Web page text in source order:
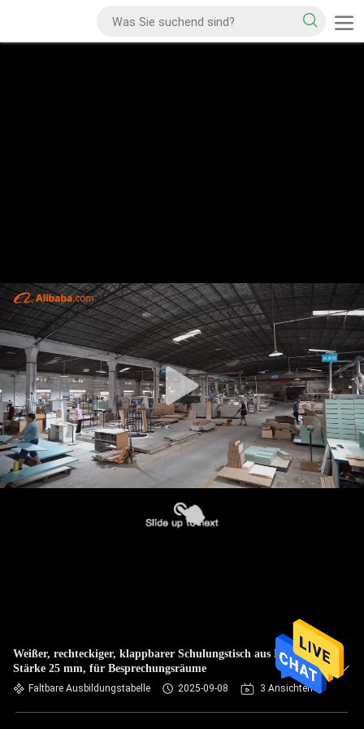
Weißer, rechteckiger, klappbarer Schulungstisch aus Holz,
Stärke 25 mm, für Besprechungsräume
Faltbare Ausbildungstabelle 2025-09-08 3 Ansichten